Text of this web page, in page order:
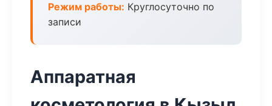
Режим работы: Круглосуточно по
записи
Аппаратная